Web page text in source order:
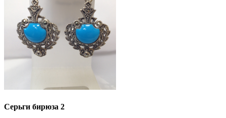
Серьги бирюза 2